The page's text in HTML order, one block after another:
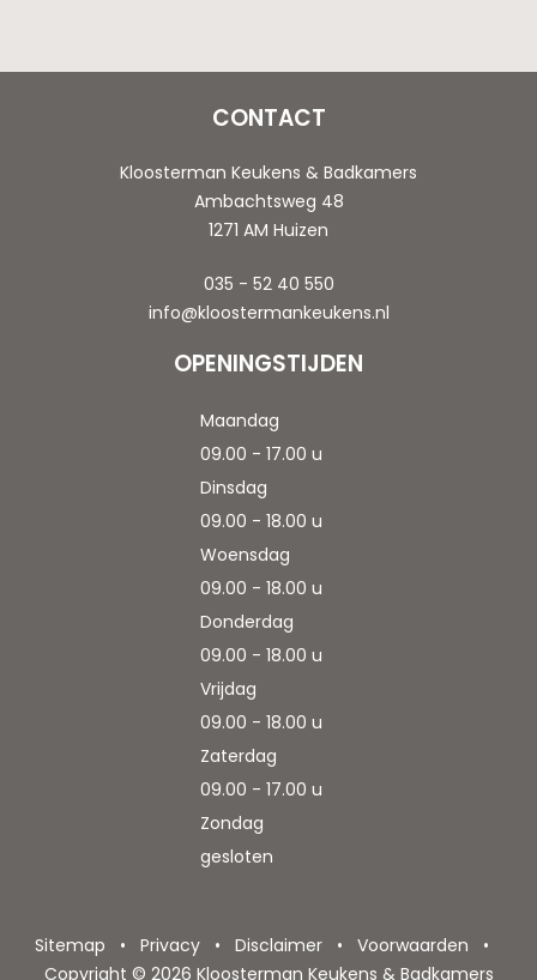
CONTACT
Kloosterman Keukens & Badkamers
Ambachtsweg 48
1271 AM Huizen
035 - 52 40 550
info@kloostermankeukens.nl
OPENINGSTIJDEN
Maandag
09.00 - 17.00 u
Dinsdag
09.00 - 18.00 u
Woensdag
09.00 - 18.00 u
Donderdag
09.00 - 18.00 u
Vrijdag
09.00 - 18.00 u
Zaterdag
09.00 - 17.00 u
Zondag
gesloten
Sitemap Privacy Disclaimer
Voorwaarden
Copyright © 2026 Kloosterman Keukens & Badkamers